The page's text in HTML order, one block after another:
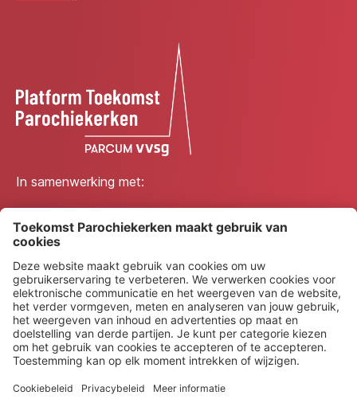
In samenwerking met:
© 2026 Platform Toekomst Parochiekerken
Toegankelijkheidsverklaring